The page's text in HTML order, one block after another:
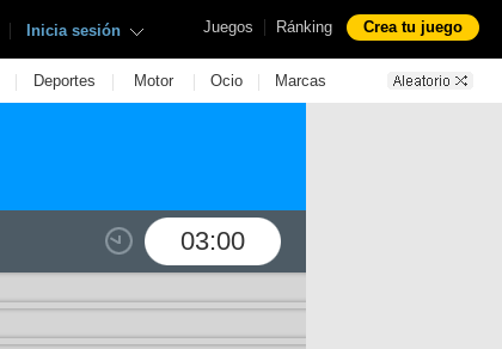
Juegos | Ránking Crea tu juego
| Inicia sesión
| Deportes | Motor | Ocio | Marcas
03:00